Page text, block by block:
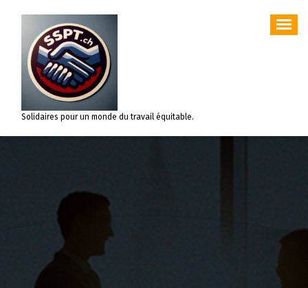
contenu
Solidaires pour un monde du travail équitable.